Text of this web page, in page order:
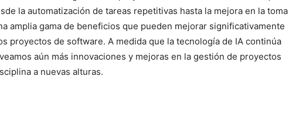
la automatización de tareas repetitivas hasta la mejora en la toma
amplia gama de beneficios que pueden mejorar significativamente
proyectos de software. A medida que la tecnología de IA continúa
aún más innovaciones y mejoras en la gestión de proyectos
a nuevas alturas.